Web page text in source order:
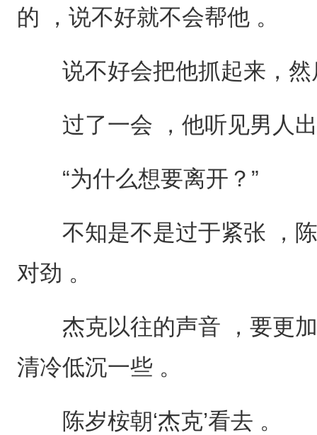
的 ，说不好就不会帮他 。
说不好会把他抓起来，然
过了一会 ，他听见男人出
“为什么想要离开？”
不知是不是过于紧张 ，陈
对劲 。
杰克以往的声音 ，要更加
清冷低沉一些 。
陈岁桉朝‘杰克’看去 。